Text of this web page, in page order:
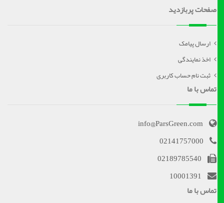
صفحات پربازدید
ارسال پیامک
اخذ نمایندگی
ثبت نام حساب کاربری
تماس با ما
info@ParsGreen.com
02141757000
02189785540
10001391
تماس با ما